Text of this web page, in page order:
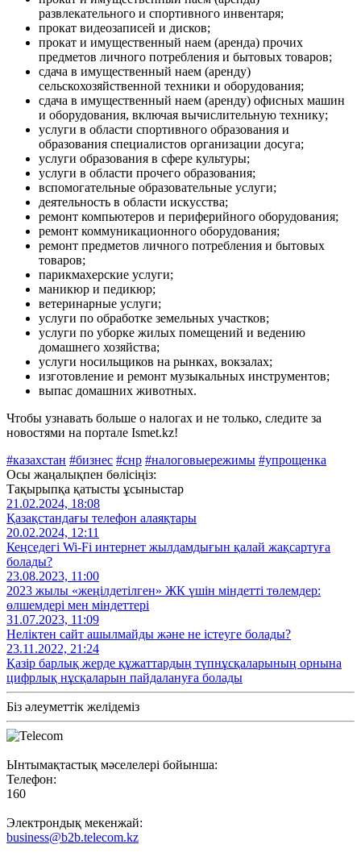
развлекательного и спортивного инвентаря;
прокат видеозаписей и дисков;
прокат и имущественный наем (аренда) прочих
предметов личного потребления и бытовых товаров;
сдача в имущественный наем (аренду)
сельскохозяйственной техники и оборудования;
сдача в имущественный наем (аренду) офисных машин
и оборудования, включая вычислительную технику;
услуги в области спортивного образования и
образования специалистов организации досуга;
услуги образования в сфере культуры;
услуги в области прочего образования;
вспомогательные образовательные услуги;
деятельность в области искусства;
ремонт компьютеров и периферийного оборудования;
ремонт коммуникационного оборудования;
ремонт предметов личного потребления и бытовых
товаров;
парикмахерские услуги;
маникюр и педикюр;
ветеринарные услуги;
услуги по обработке земельных участков;
услуги по уборке жилых помещений и ведению
домашнего хозяйства;
услуги носильщиков на рынках, вокзалах;
изготовление и ремонт музыкальных инструментов;
выпас домашних животных.
Чтобы узнавать больше о налогах и не только, следите за
новостями на портале Ismet.kz!
#казахстан #бизнес #снр #налоговыережимы #упрощенка
Осы жаңалықпен бөлісіңіз:
Тақырыпқа қатысты ұсыныстар
21.02.2024, 18:08
Қазақстандағы телефон алаяқтары
20.02.2024, 12:11
Кеңседегі Wi-Fi интернет жылдамдығын қалай жақсартуға
болады?
23.08.2023, 11:00
2023 жылы «жеңілдетілген» ЖК үшін міндетті төлемдер:
өлшемдері мен міндеттері
31.07.2023, 11:09
Неліктен сайт ашылмайды және не істеуге болады?
23.11.2022, 21:24
Қазір барлық жерде құжаттардың түпнұсқаларының орнына
цифрлық нұсқаларын пайдалануға болады
Біз әлеуметтік желідеміз
Ынтымақтастық мәселелері бойынша:
Телефон:
160
Электрондық мекенжай:
business@b2b.telecom.kz